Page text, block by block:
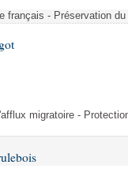
français - Préservation
migratoire -